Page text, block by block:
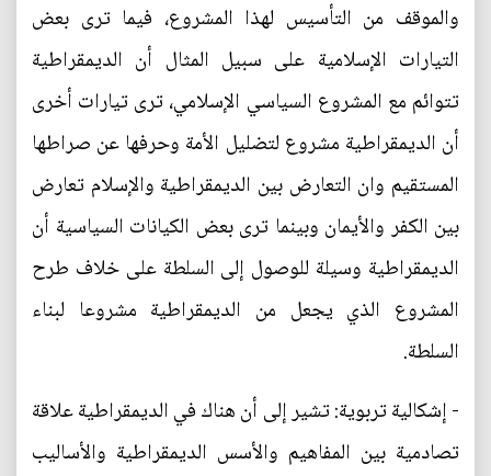
والموقف من التأسيس لهذا المشروع، فيما ترى بعض
التيارات الإسلامية على سبيل المثال أن الديمقراطية
تتوائم مع المشروع السياسي الإسلامي، ترى تيارات أخرى
أن الديمقراطية مشروع لتضليل الأمة وحرفها عن صراطها
المستقيم وان التعارض بين الديمقراطية والإسلام تعارض
بين الكفر والأيمان وبينما ترى بعض الكيانات السياسية أن
الديمقراطية وسيلة للوصول إلى السلطة على خلاف طرح
المشروع الذي يجعل من الديمقراطية مشروعا لبناء
السلطة.
- إشكالية تربوية: تشير إلى أن هناك في الديمقراطية علاقة
تصادمية بين المفاهيم والأسس الديمقراطية والأساليب